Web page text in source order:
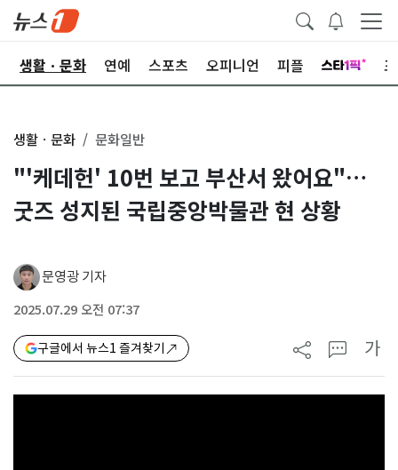
생활ㆍ문화 연예 스포츠 오피니언 피플
생활ㆍ문화 문화일반
"'케데헌' 10번 보고 부산서 왔어요"…
굿즈 성지된 국립중앙박물관 현 상황
문영광 기자
2025.07.29 오전 07:37
구글에서 뉴스1 즐겨찾기 가